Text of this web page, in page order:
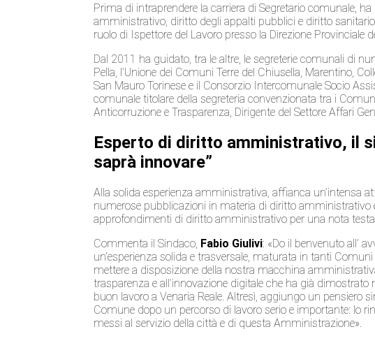
Prima di intraprendere la carriera di Segretario comunale,
amministrativo, diritto degli appalti pubblici e diritto
ruolo di Ispettore del Lavoro presso la Direzione Provinciale
Dal 2011 ha guidato, tra le altre, le segreterie comunali di
Pella, l’Unione dei Comuni Terre del Chiusella, Marentino,
San Mauro Torinese e il Consorzio Intercomunale Socio
comunale titolare della segreteria convenzionata tra i
Anticorruzione e Trasparenza, Dirigente del Settore Affari
Esperto di diritto amministrativo, il
saprà innovare”
Alla solida esperienza amministrativa, affianca un’intensa
numerose pubblicazioni in materia di diritto amministrativo
approfondimenti di diritto amministrativo per una nota
Commenta il Sindaco, Fabio Giulivi: «Do il benvenuto all’
un’esperienza solida e trasversale, maturata in tanti
mettere a disposizione della nostra macchina
trasparenza e all’innovazione digitale che ha già
buon lavoro a Venaria Reale. Altresì, aggiungo un pensiero
Comune dopo un percorso di lavoro serio e importante: lo
messi al servizio della città e di questa Amministrazione».